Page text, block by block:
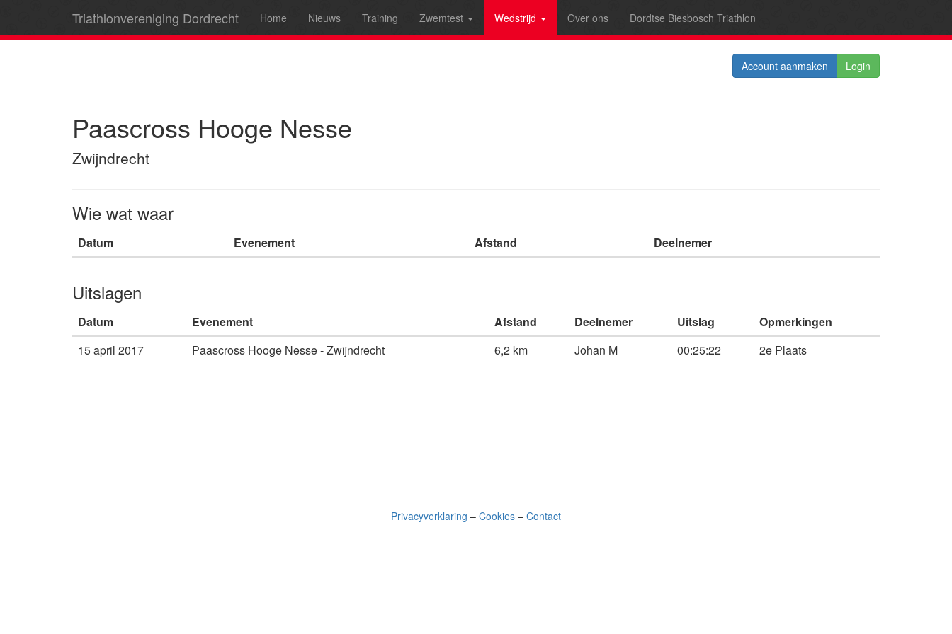
Triathlonvereniging Dordrecht Home Nieuws Training Zwemtest Wedstrijd Over ons Dordtse Biesbosch Triathlon
Account aanmaken Login
Paascross Hooge Nesse
Zwijndrecht
Wie wat waar
Datum Evenement Afstand Deelnemer
Uitslagen
Datum Evenement Afstand Deelnemer Uitslag
Opmerkingen
15 april 2017
Paascross Hooge Nesse - Zwijndrecht 6,2 km Johan M 00:25:22 2e Plaats
Privacyverklaring – Cookies – Contact